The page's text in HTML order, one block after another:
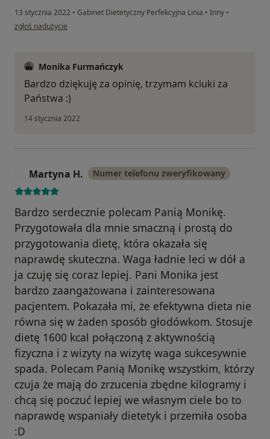
13 stycznia 2022 • Gabinet Dietetyczny Perfekcyjna Linia • Inny •
w opinii użytkownika Kasia C.
zgłoś nadużycie
Monika Furmańczyk
Bardzo dziękuję za opinię, trzymam kciuki za
Państwa :)
14 stycznia 2022
Martyna H. Numer telefonu zweryfikowany
Bardzo serdecznie polecam Panią Monikę.
Przygotowała dla mnie smaczną i prostą do
przygotowania dietę, która okazała się
naprawdę skuteczna. Waga ładnie leci w dół a
ja czuję się coraz lepiej. Pani Monika jest
bardzo zaangażowana i zainteresowana
pacjentem. Pokazała mi, że efektywna dieta nie
równa się w żaden sposób głodówkom. Stosuje
dietę 1600 kcal połączoną z aktywnością
fizyczna i z wizyty na wizytę waga sukcesywnie
spada. Polecam Panią Monikę wszystkim, którzy
czuja że mają do zrzucenia zbędne kilogramy i
chcą się poczuć lepiej we własnym ciele bo to
naprawdę wspaniały dietetyk i przemiła osoba
:D